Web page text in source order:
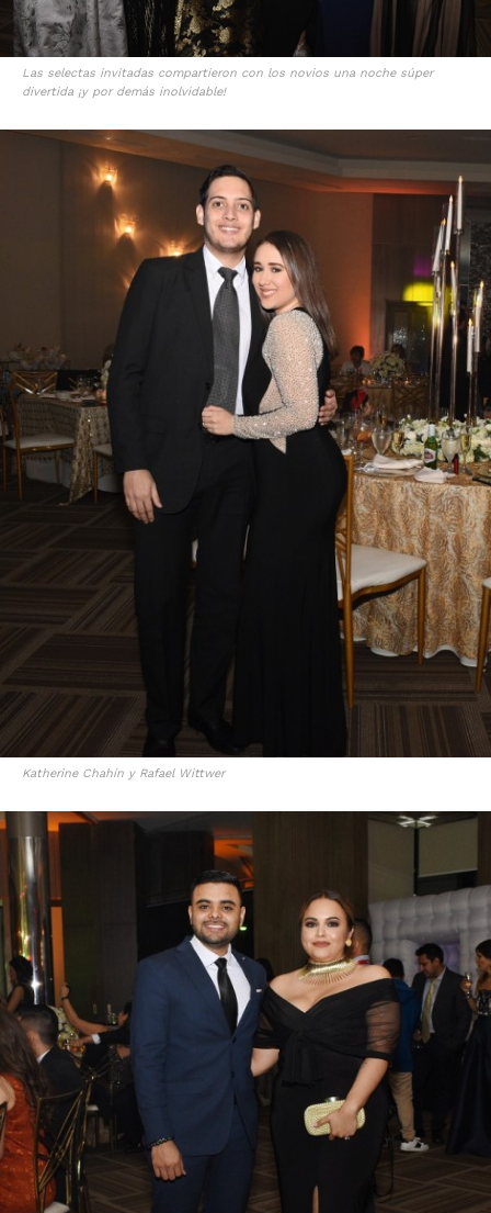
Las selectas invitadas compartieron con los novios una noche súper
divertida ¡y por demás inolvidable!
Katherine Chahín y Rafael Wittwer